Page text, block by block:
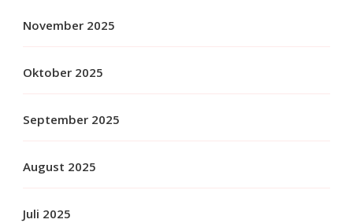
November 2025
Oktober 2025
September 2025
August 2025
Juli 2025